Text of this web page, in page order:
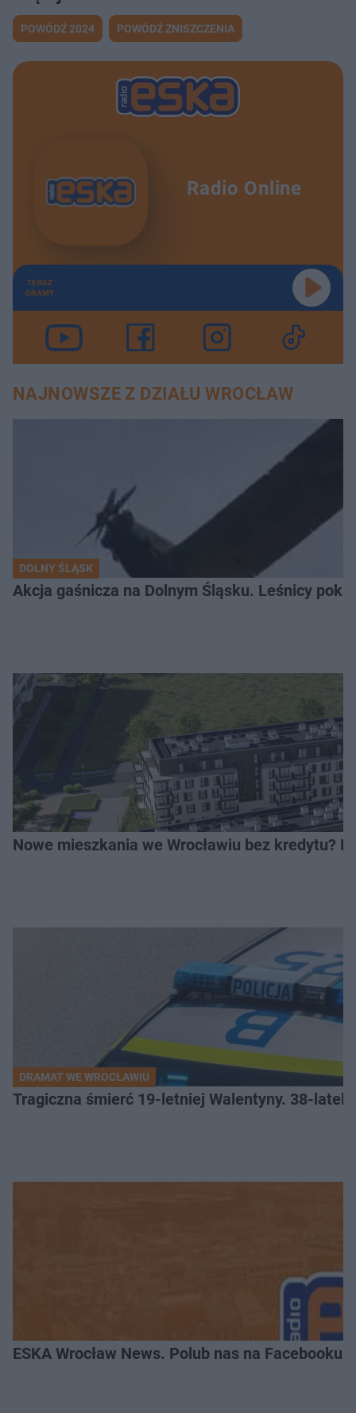
POWÓDŹ 2024 POWÓDŹ ZNISZCZENIA
Radio Online
TERAZ
GRAMY
NAJNOWSZE Z DZIAŁU WROCŁAW
DOLNY ŚLĄSK
Akcja gaśnicza na Dolnym Śląsku. Leśnicy
Nowe mieszkania we Wrocławiu bez kredytu?
DRAMAT WE WROCŁAWIU
Tragiczna śmierć 19-letniej Walentyny. 38-
ESKA Wrocław News. Polub nas na Facebooku!